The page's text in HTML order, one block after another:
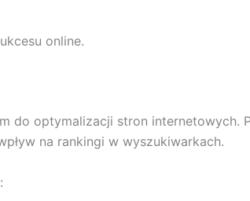
online.
do optymalizacji stron internetowych.
na rankingi w wyszukiwarkach.